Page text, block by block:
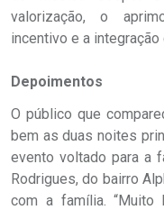
valorização, o
incentivo e a
Depoimentos
O público que
bem as duas noites
evento voltado para a
Rodrigues, do bairro
com a família.